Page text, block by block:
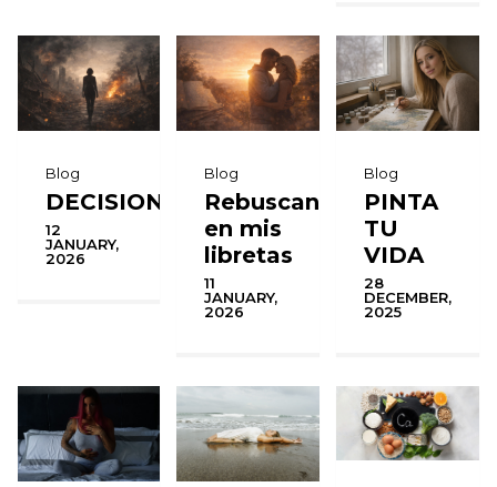
Blog
DECISIONES
12
JANUARY,
2026
Blog
Rebuscando
en mis
libretas
11
JANUARY,
2026
Blog
PINTA
TU
VIDA
28
DECEMBER,
2025